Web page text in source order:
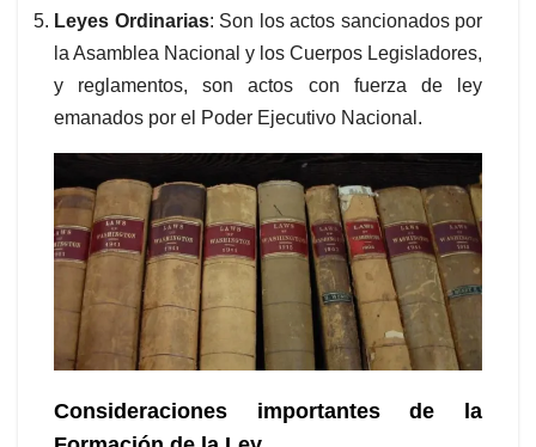
Leyes Ordinarias: Son los actos sancionados por
la Asamblea Nacional y los Cuerpos Legisladores,
y reglamentos, son actos con fuerza de ley
emanados por el Poder Ejecutivo Nacional.
Consideraciones importantes de la